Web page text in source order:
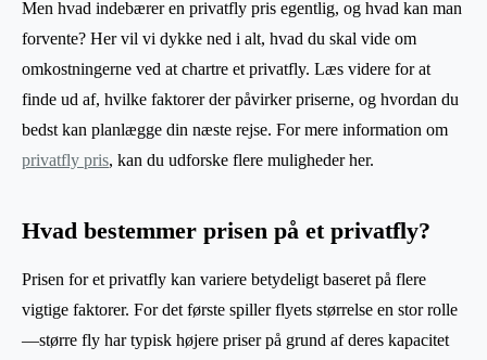
Men hvad indebærer en privatfly pris egentlig, og hvad kan man
forvente? Her vil vi dykke ned i alt, hvad du skal vide om
omkostningerne ved at chartre et privatfly. Læs videre for at
finde ud af, hvilke faktorer der påvirker priserne, og hvordan du
bedst kan planlægge din næste rejse. For mere information om
privatfly pris, kan du udforske flere muligheder her.
Hvad bestemmer prisen på et privatfly?
Prisen for et privatfly kan variere betydeligt baseret på flere
vigtige faktorer. For det første spiller flyets størrelse en stor rolle
—større fly har typisk højere priser på grund af deres kapacitet